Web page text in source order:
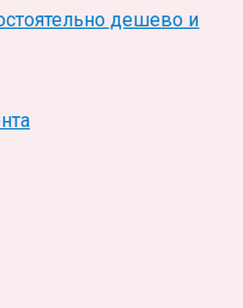
дешево и